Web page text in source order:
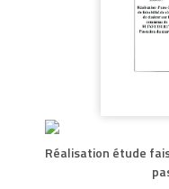
Réalisation étude